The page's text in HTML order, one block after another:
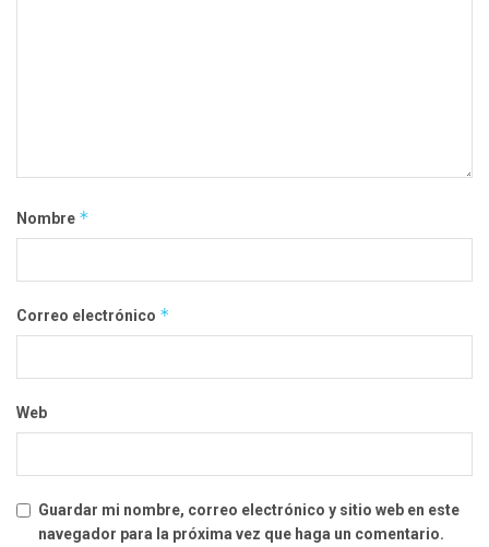
Nombre *
Correo electrónico *
Web
Guardar mi nombre, correo electrónico y sitio web en este
navegador para la próxima vez que haga un comentario.